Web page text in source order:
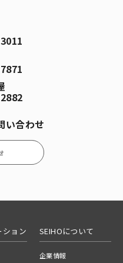
い合わせ
ション SEIHOについて
企業情報